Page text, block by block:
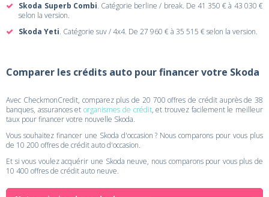
Skoda Superb Combi. Catégorie berline / break. De 41 350 € à 43 030 €
selon la version.
Skoda Yeti. Catégorie suv / 4x4. De 27 960 € à 35 515 € selon la version.
Comparer les crédits auto pour financer votre Skoda
Avec CheckmonCredit, comparez plus de 20 700 offres de crédit auprès de 38
banques, assurances etorganismes de crédit, et trouvez facilement le meilleur
taux pour financer votre nouvelle Skoda.
Vous souhaitez financer une Skoda d'occasion ? Nous comparons pour vous plus
de 10 200 offres de crédit auto d'occasion.
Et si vous voulez acquérir une Skoda neuve, nous comparons pour vous plus de
10 400 offres de crédit auto neuve.